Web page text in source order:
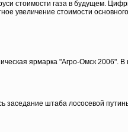
стоимости газа в будущем.
увеличение стоимости
ярмарка "Агро-Омск 2006".
заседание штаба лососевой